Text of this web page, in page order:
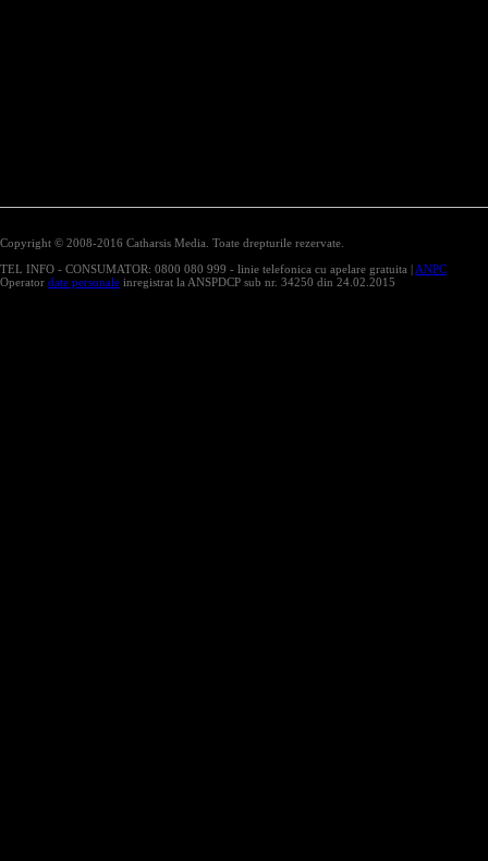
Copyright © 2008-2016 Catharsis Media. Toate drepturile rezervate.
TEL INFO - CONSUMATOR: 0800 080 999 - linie telefonica cu apelare gratuita | ANPC
Operator date personale inregistrat la ANSPDCP sub nr. 34250 din 24.02.2015